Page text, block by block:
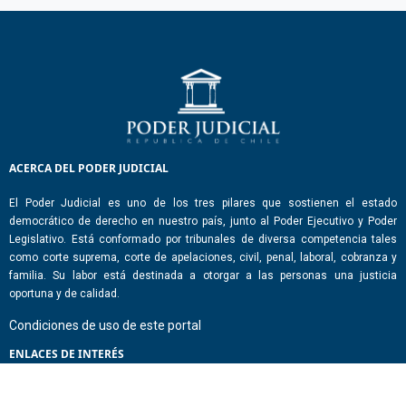
ACERCA DEL PODER JUDICIAL
El Poder Judicial es uno de los tres pilares que sostienen el estado
democrático de derecho en nuestro país, junto al Poder Ejecutivo y Poder
Legislativo. Está conformado por tribunales de diversa competencia tales
como corte suprema, corte de apelaciones, civil, penal, laboral, cobranza y
familia. Su labor está destinada a otorgar a las personas una justicia
oportuna y de calidad.
Condiciones de uso de este portal
ENLACES DE INTERÉS